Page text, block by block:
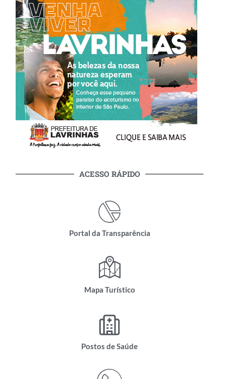
ACESSO RÁPIDO
Portal da Transparência
Mapa Turístico
Postos de Saúde